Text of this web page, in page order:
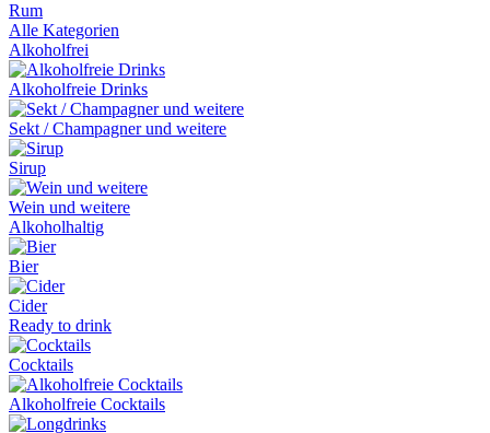
Rum
Alle Kategorien
Alkoholfrei
Alkoholfreie Drinks
Sekt / Champagner und weitere
Sirup
Wein und weitere
Alkoholhaltig
Bier
Cider
Ready to drink
Cocktails
Alkoholfreie Cocktails